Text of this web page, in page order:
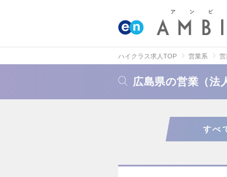
ハイクラス求人TOP 営業系 営
広島県の営業（法
すべ